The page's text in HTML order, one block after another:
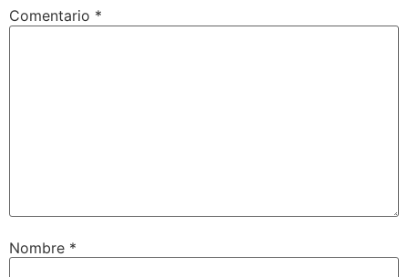
Comentario *
Nombre *